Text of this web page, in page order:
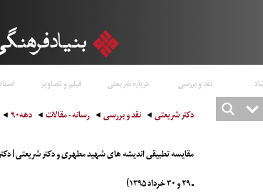
نقد و بررسی درباره شریعتی فیلم و تصاویر
دکتر شریعتی نقد و بررسی رسانه - مقالات دهه۹۰
مقایسه تطبیقی اندیشه های شهید مطهری و دکتر شریعتی |
ـ ۲۹ و ۳۰ خرداد ۱۳۹۵)